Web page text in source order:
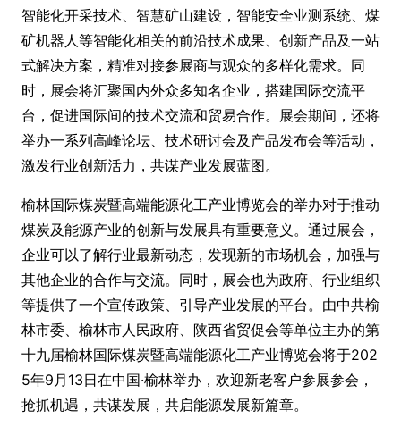
智能化开采技术、智慧矿山建设，智能安全业测系统、煤
矿机器人等智能化相关的前沿技术成果、创新产品及一站
式解决方案，精准对接参展商与观众的多样化需求。同
时，展会将汇聚国内外众多知名企业，搭建国际交流平
台，促进国际间的技术交流和贸易合作。展会期间，还将
举办一系列高峰论坛、技术研讨会及产品发布会等活动，
激发行业创新活力，共谋产业发展蓝图。
榆林国际煤炭暨高端能源化工产业博览会的举办对于推动
煤炭及能源产业的创新与发展具有重要意义。通过展会，
企业可以了解行业最新动态，发现新的市场机会，加强与
其他企业的合作与交流。同时，展会也为政府、行业组织
等提供了一个宣传政策、引导产业发展的平台。由中共榆
林市委、榆林市人民政府、陕西省贸促会等单位主办的第
十九届榆林国际煤炭暨高端能源化工产业博览会将于202
5年9月13日在中国·榆林举办，欢迎新老客户参展参会，
抢抓机遇，共谋发展，共启能源发展新篇章。